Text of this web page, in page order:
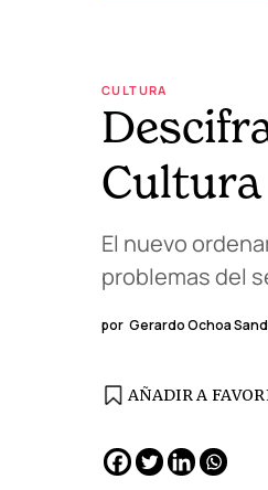
CULTURA
Cultura
El nuevo
problemas del
por Gerardo Ochoa
AÑADIR A